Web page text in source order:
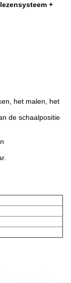
+
het malen, het
de schaalpositie